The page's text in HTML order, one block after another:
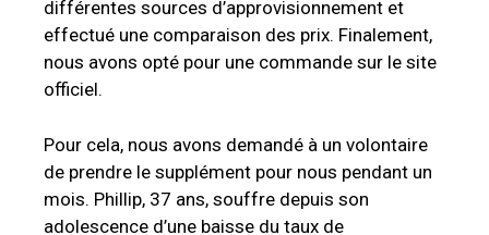
différentes sources d’approvisionnement et
effectué une comparaison des prix. Finalement,
nous avons opté pour une commande sur le site
officiel.
Pour cela, nous avons demandé à un volontaire
de prendre le supplément pour nous pendant un
mois. Phillip, 37 ans, souffre depuis son
adolescence d’une baisse du taux de